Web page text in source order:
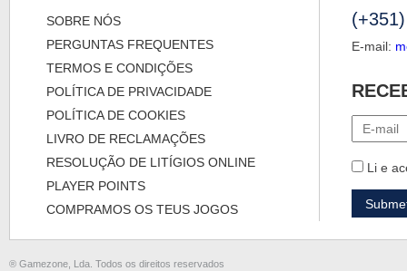
SOBRE NÓS
PERGUNTAS FREQUENTES
TERMOS E CONDIÇÕES
POLÍTICA DE PRIVACIDADE
POLÍTICA DE COOKIES
LIVRO DE RECLAMAÇÕES
RESOLUÇÃO DE LITÍGIOS ONLINE
PLAYER POINTS
COMPRAMOS OS TEUS JOGOS
E-mail:
Li e
® Gamezone, Lda. Todos os direitos reservados